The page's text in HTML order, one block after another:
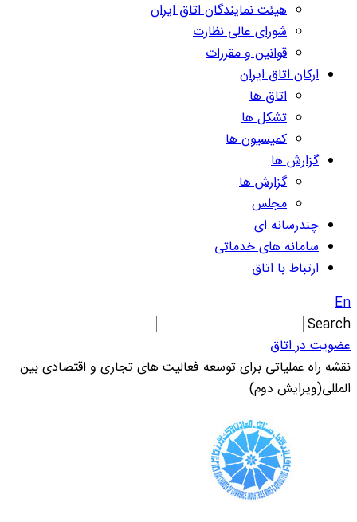
هیئت نمایندگان اتاق ایران
شورای عالی نظارت
قوانین و مقررات
ارکان اتاق ایران
اتاق ها
تشکل ها
کمیسیون ها
گزارش ها
گزارش ها
مجلس
چندرسانه ای
سامانه های خدماتی
ارتباط با اتاق
En
Search
عضویت در اتاق
نقشه راه عملیاتی برای توسعه فعالیت های تجاری و اقتصادی بین
المللی(ویرایش دوم)